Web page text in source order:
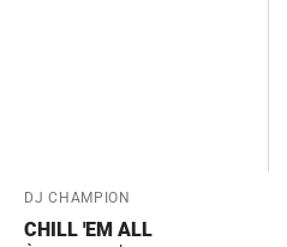
Fournisseur:
DJ CHAMPION
CHILL 'EM ALL